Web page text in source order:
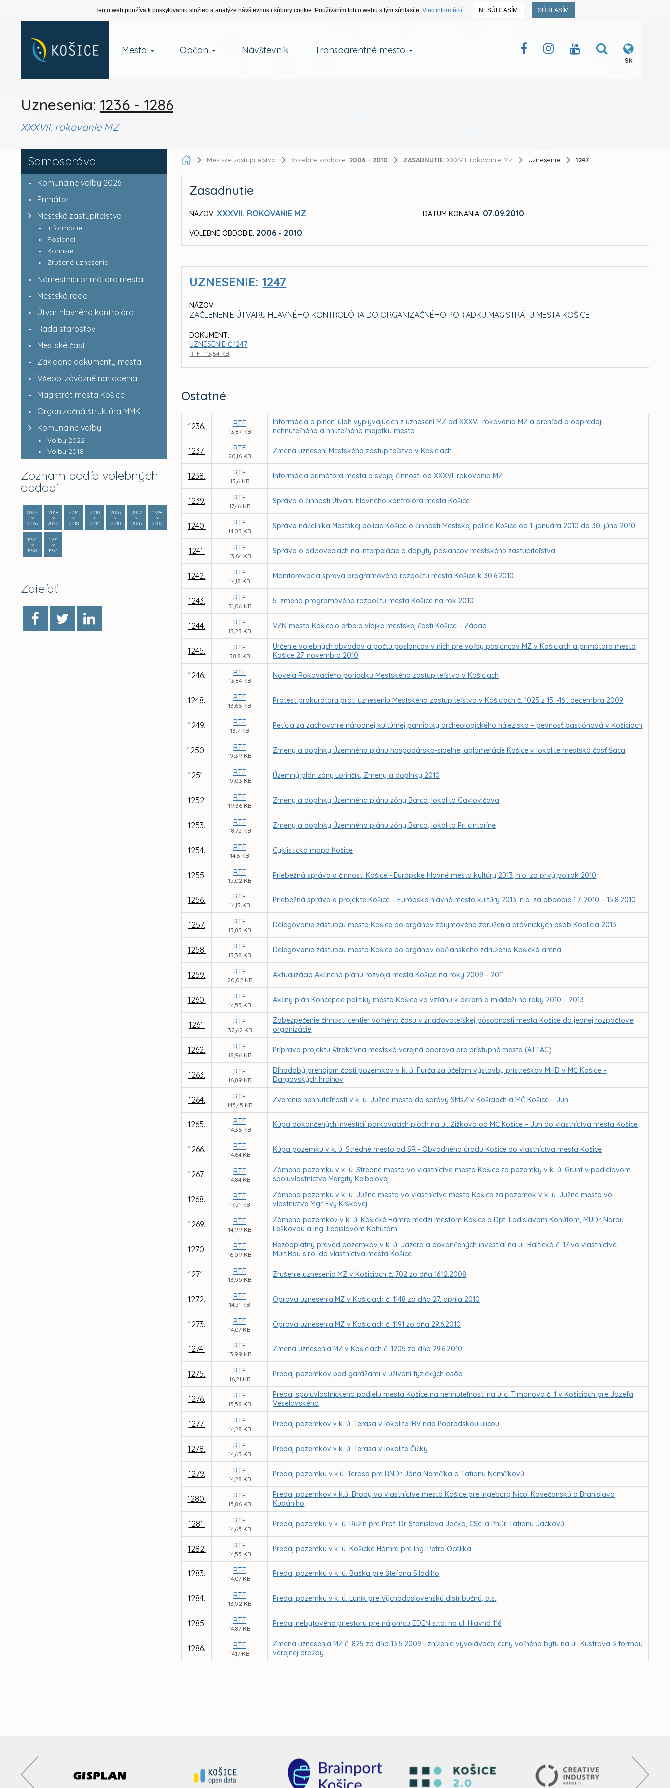
Tento web používa k poskytovaniu služieb a analýze návštevnosti súbory cookie. Používaním tohto webu s tým súhlasíte. Viac informácií NESÚHLASÍM SÚHLASÍM
Mesto Občan Návštevník Transparentné mesto
SK
Uznesenia: 1236 - 1286
XXXVII. rokovanie MZ
Samospráva
Komunálne voľby 2026
Primátor
Mestské zastupiteľstvo
Informácie
Poslanci
Komisie
Zrušené uznesenia
Námestníci primátora mesta
Mestská rada
Útvar hlavného kontrolóra
Rada starostov
Mestské časti
Základné dokumenty mesta
Všeob. záväzné nariadenia
Magistrát mesta Košice
Organizačná štruktúra MMK
Komunálne voľby
Voľby 2022
Voľby 2018
Zoznam podľa volebných
období
2022
2026
2018
2022
2014
2018
2010
2014
2006
2010
2002
2006
1998
2002
1994
1998
1991
1994
Zdieľať
Mestské zastupiteľstvo Volebné obdobie: 2006 - 2010 ZASADNUTIE: XXXVII. rokovanie MZ Uznesenie 1247
Zasadnutie
NÁZOV: XXXVII. ROKOVANIE MZ
VOLEBNÉ OBDOBIE: 2006 - 2010
DÁTUM KONANIA: 07.09.2010
UZNESENIE:1247
NÁZOV:
ZAČLENENIE ÚTVARU HLAVNÉHO KONTROLÓRA DO ORGANIZAČNÉHO PORIADKU MAGISTRÁTU MESTA KOŠICE
DOKUMENT:
UZNESENIE Č.1247
RTF - 13,54 KB
Ostatné
1236. RTF
13,87 KB
Informácia o plnení úloh vyplývajúcich z uznesení MZ od XXXVI. rokovania MZ a prehľad o odpredaji
nehnuteľného a hnuteľného majetku mesta
1237. RTF
20,16 KB
Zmena uznesení Mestského zastupiteľstva v Košiciach
1238. RTF
13,6 KB
Informácia primátora mesta o svojej činnosti od XXXVI. rokovania MZ
1239. RTF
17,46 KB
Správa o činnosti Útvaru hlavného kontrolóra mesta Košice
1240. RTF
14,03 KB
Správa náčelníka Mestskej polície Košice o činnosti Mestskej polície Košice od 1. januára 2010 do 30. júna 2010
1241. RTF
13,64 KB
Správa o odpovediach na interpelácie a dopyty poslancov mestského zastupiteľstva
1242. RTF
14,18 KB
Monitorovacia správa programového rozpočtu mesta Košice k 30.6.2010
1243. RTF
31,06 KB
5. zmena programového rozpočtu mesta Košice na rok 2010
1244. RTF
13,23 KB
VZN mesta Košice o erbe a vlajke mestskej časti Košice – Západ
1245. RTF
38,8 KB
Určenie volebných obvodov a počtu poslancov v nich pre voľby poslancov MZ v Košiciach a primátora mesta
Košice 27. novembra 2010
1246. RTF
13,84 KB
Novela Rokovacieho poriadku Mestského zastupiteľstva v Košiciach
1248. RTF
13,66 KB
Protest prokurátora proti uzneseniu Mestského zastupiteľstva v Košiciach č. 1025 z 15. -16 . decembra 2009
1249. RTF
13,7 KB
Petícia za zachovanie národnej kultúrnej pamiatky archeologického náleziska – pevnosť bastiónová v Košiciach
1250. RTF
19,39 KB
Zmeny a doplnky Územného plánu hospodársko-sídelnej aglomerácie Košice v lokalite mestská časť Šaca
1251. RTF
19,03 KB
Územný plán zóny Lorinčík, Zmeny a doplnky 2010
1252. RTF
19,36 KB
Zmeny a doplnky Územného plánu zóny Barca, lokalita Gavlovičova
1253. RTF
18,72 KB
Zmeny a doplnky Územného plánu zóny Barca, lokalita Pri cintoríne
1254. RTF
14,6 KB
Cyklistická mapa Košice
1255. RTF
15,02 KB
Priebežná správa o činnosti Košice - Európske hlavné mesto kultúry 2013, n.o. za prvý polrok 2010
1256. RTF
14,13 KB
Priebežná správa o projekte Košice – Európske hlavné mesto kultúry 2013, n.o. za obdobie 1.7. 2010 – 15.8.2010
1257. RTF
13,83 KB
Delegovanie zástupcu mesta Košice do orgánov záujmového združenia právnických osôb Koalícia 2013
1258. RTF
13,38 KB
Delegovanie zástupcu mesta Košice do orgánov občianskeho združenia Košická aréna
1259. RTF
20,02 KB
Aktualizácia Akčného plánu rozvoja mesta Košice na roky 2009 – 2011
1260. RTF
14,53 KB
Akčný plán Koncepcie politiky mesta Košice vo vzťahu k deťom a mládeži na roky 2010 – 2013
1261. RTF
32,62 KB
Zabezpečenie činnosti centier voľného času v zriaďovateľskej pôsobnosti mesta Košice do jednej rozpočtovej
organizácie
1262. RTF
18,96 KB
Príprava projektu Atraktívna mestská verejná doprava pre prístupné mesta (ATTAC)
1263. RTF
16,89 KB
Dlhodobý prenájom časti pozemkov v k. ú. Furča za účelom výstavby prístreškov MHD v MČ Košice –
Dargovských hrdinov
1264. RTF
145,45 KB
Zverenie nehnuteľností v k. ú. Južné mesto do správy SMsZ v Košiciach a MČ Košice – Juh
1265. RTF
14,36 KB
Kúpa dokončených investícií parkovacích plôch na ul. Žižkova od MČ Košice – Juh do vlastníctva mesta Košice
1266. RTF
14,64 KB
Kúpa pozemku v k. ú. Stredné mesto od SR - Obvodného úradu Košice do vlastníctva mesta Košice
1267. RTF
14,84 KB
Zámena pozemku v k. ú. Stredné mesto vo vlastníctve mesta Košice za pozemky v k. ú. Grunt v podielovom
spoluvlastníctve Margity Kelbelovej
1268. RTF
17,51 KB
Zámena pozemku v k. ú. Južné mesto vo vlastníctve mesta Košice za pozemok v k. ú. Južné mesto vo
vlastníctve Mgr. Evy Krškovej
1269. RTF
14,99 KB
Zámena pozemkov v k. ú. Košické Hámre medzi mestom Košice a Dpt. Ladislavom Kohútom, MUDr. Norou
Leškovou a Ing. Ladislavom Kohútom
1270. RTF
16,09 KB
Bezodplatný prevod pozemkov v k. ú. Jazero a dokončených investícií na ul. Baltická č. 17 vo vlastníctve
MultiBau s.r.o. do vlastníctva mesta Košice
1271. RTF
13,95 KB
Zrušenie uznesenia MZ v Košiciach č. 702 zo dňa 16.12.2008
1272. RTF
14,51 KB
Oprava uznesenia MZ v Košiciach č. 1148 zo dňa 27. apríla 2010
1273. RTF
14,07 KB
Oprava uznesenia MZ v Košiciach č. 1191 zo dňa 29.6.2010
1274. RTF
13,99 KB
Zmena uznesenia MZ v Košiciach č. 1205 zo dňa 29.6.2010
1275. RTF
16,21 KB
Predaj pozemkov pod garážami v užívaní fyzických osôb
1276. RTF
15,58 KB
Predaj spoluvlastníckeho podielu mesta Košice na nehnuteľnosti na ulici Timonova č. 1 v Košiciach pre Jozefa
Veselovského
1277. RTF
14,28 KB
Predaj pozemkov v k. ú. Terasa v lokalite IBV nad Popradskou ulicou
1278. RTF
14,63 KB
Predaj pozemkov v k. ú. Terasa v lokalite Čičky
1279. RTF
14,28 KB
Predaj pozemku v k.ú. Terasa pre RNDr. Jána Nemčíka a Tatianu Nemčíkovú
1280. RTF
15,86 KB
Predaj pozemkov v k.ú. Brody vo vlastníctve mesta Košice pre Ingeborg Nicol Kavečanskú a Branislava
Kubániho
1281. RTF
14,65 KB
Predaj pozemku v k. ú. Ružín pre Prof. Dr. Stanislava Jacka, CSc. a PhDr. Tatianu Jackovú
1282. RTF
14,55 KB
Predaj pozemku v k. ú. Košické Hámre pre Ing. Petra Ocelíka
1283. RTF
14,07 KB
Predaj pozemku v k. ú. Baška pre Štefana Siládiho
1284. RTF
13,92 KB
Predaj pozemku v k. ú. Luník pre Východoslovenskú distribučnú, a.s.
1285. RTF
14,87 KB
Predaj nebytového priestoru pre nájomcu EDEN s.r.o. na ul. Hlavná 116
1286. RTF
14,17 KB
Zmena uznesenia MZ č. 825 zo dňa 13.5.2009 - zníženie vyvolávacej ceny voľného bytu na ul. Kustrova 3 formou
verejnej dražby